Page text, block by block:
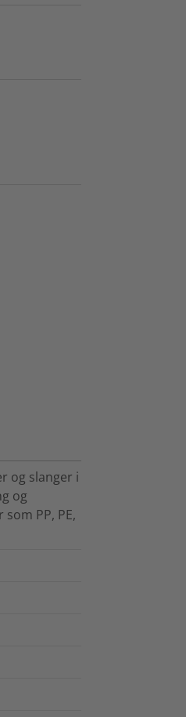
og slanger i
og
PP, PE,